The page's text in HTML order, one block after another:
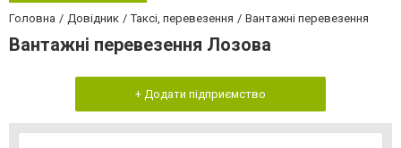
Головна Довідник Таксі, перевезення Вантажні перевезення
Вантажні перевезення Лозова
+ Додати підприємство